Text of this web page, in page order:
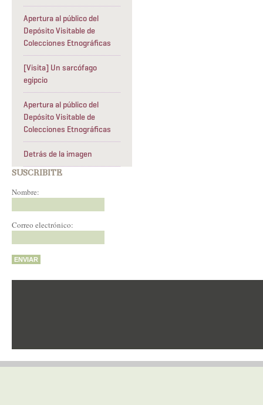
Apertura al público del
Depósito Visitable de
Colecciones Etnográficas
[Visita] Un sarcófago
egipcio
Apertura al público del
Depósito Visitable de
Colecciones Etnográficas
Detrás de la imagen
SUSCRIBITE
Nombre:
Correo electrónico: